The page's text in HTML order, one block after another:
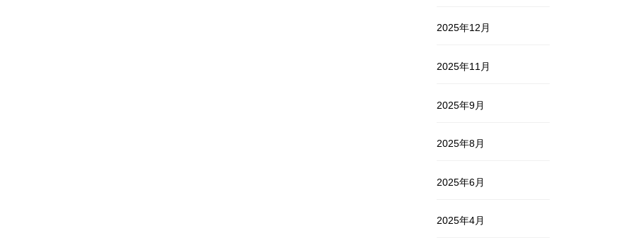
2025年12月
2025年11月
2025年9月
2025年8月
2025年6月
2025年4月